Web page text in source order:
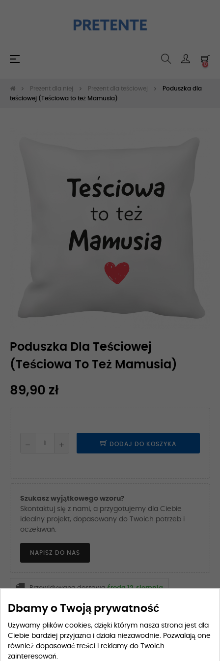
Toggle
☰
0
Prezent dla niej Prezent dla teściowej
Poduszka dla
teściowej (Teściowa to też Mamusia)
Poduszka Dla Teściowej
(Teściowa To Też Mamusia)
89,90 zł
DODAJ DO KOSZYKA
Szukasz wyjątkowego wzoru?
Skontaktuj się z nami, a przygotujemy dla Ciebie
idealny projekt, dopasowany do Twoich potrzeb i
oczekiwań.
NAPISZ DO NAS
Przewidywana dostawaśroda 12. sierpnia
Opis Szczegóły produktu
Dbamy o Twoją prywatność
Używamy plików cookies, dzięki którym nasza strona jest dla
Ciebie bardziej przyjazna i działa niezawodnie. Pozwalają one
również dopasować treści i reklamy do Twoich
zainteresowań.